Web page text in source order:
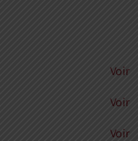
Voir
Voir
Voir